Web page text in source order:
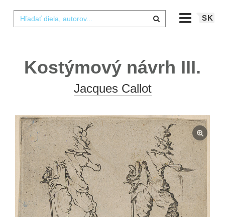
SK
Kostýmový návrh III.
Jacques Callot